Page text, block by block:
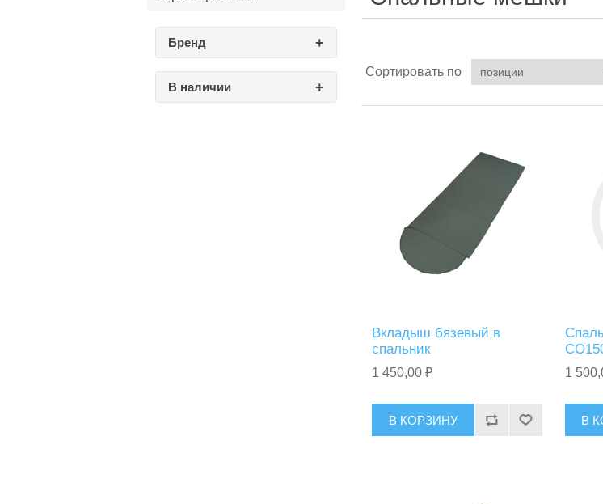
Бренд
В наличии
Сортировать по
Вкладыш бязевый в
спальник
1 450,00 ₽
В КОРЗИНУ
1
В